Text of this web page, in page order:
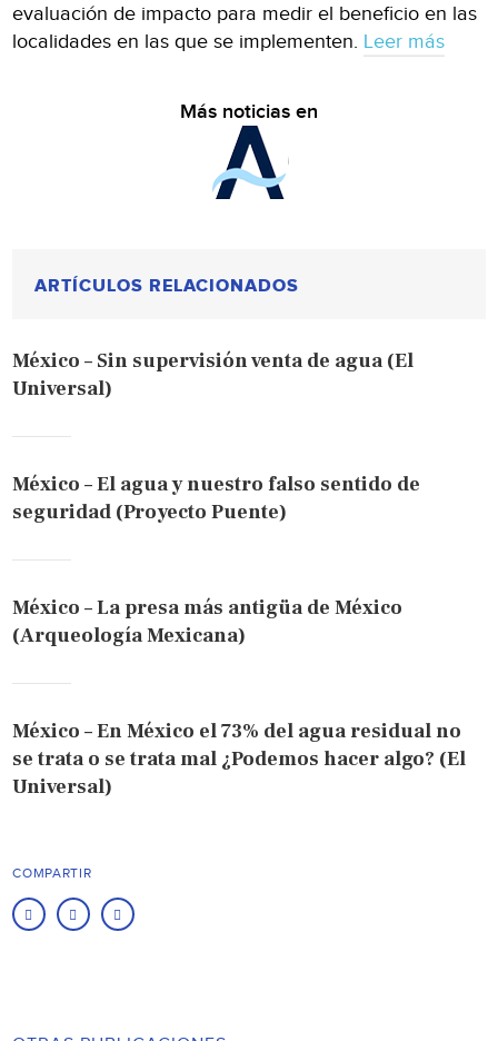
evaluación de impacto para medir el beneficio en las
localidades en las que se implementen. Leer más
Más noticias en
ARTÍCULOS RELACIONADOS
México – Sin supervisión venta de agua (El
Universal)
México – El agua y nuestro falso sentido de
seguridad (Proyecto Puente)
México – La presa más antigüa de México
(Arqueología Mexicana)
México – En México el 73% del agua residual no
se trata o se trata mal ¿Podemos hacer algo? (El
Universal)
COMPARTIR